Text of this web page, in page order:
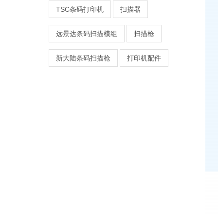
TSC条码打印机 扫描器
远景达条码扫描模组 扫描枪
新大陆条码扫描枪 打印机配件